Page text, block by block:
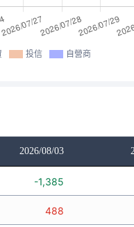
投信 自營商
2026/08/03
-1,385
488